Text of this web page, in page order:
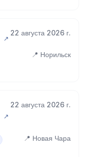
22 августа 2026 г.
📍 Норильск
22 августа 2026 г.
📍 Новая Чара